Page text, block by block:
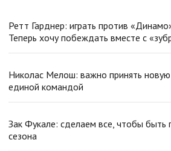
Ретт Гарднер: играть против
Теперь хочу побеждать вместе с
Николас Мелош: важно принять новую
единой командой
Зак Фукале: сделаем все, чтобы быть
сезона